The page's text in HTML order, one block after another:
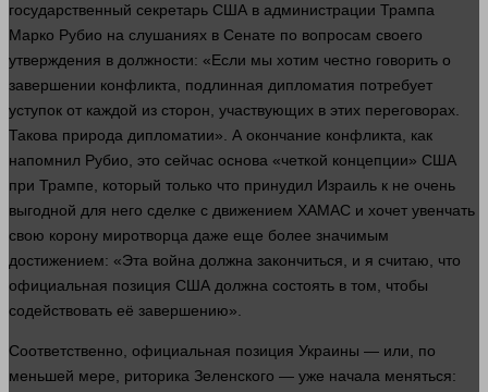
государственный секретарь США в администрации Трампа
Марко Рубио на слушаниях в Сенате по вопросам своего
утверждения в должности: «Если мы хотим честно говорить о
завершении конфликта, подлинная дипломатия потребует
уступок от каждой из сторон, участвующих в этих переговорах.
Такова природа дипломатии». А окончание конфликта, как
напомнил Рубио, это сейчас основа «четкой концепции» США
при Трампе, который только что принудил Израиль к не очень
выгодной для него сделке с движением ХАМАС и хочет увенчать
свою корону миротворца даже еще более значимым
достижением: «Эта война должна закончиться, и я считаю, что
официальная позиция США должна состоять в том, чтобы
содействовать её завершению».
Соответственно, официальная позиция Украины — или, по
меньшей мере, риторика Зеленского — уже начала меняться: